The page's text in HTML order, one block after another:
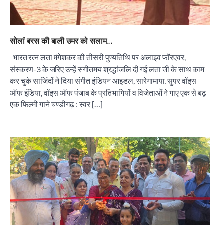
सोलां बरस की बाली उमर को सलाम…
भारत रत्न लता मंगेशकर की तीसरी पुण्यतिथि पर अलाइव फॉरएवर,
संस्करण-3 के जरिए उन्हें संगीतमय श्रद्धांजलि दी गई लता जी के साथ काम
कर चुके साजिंदों ने दिया संगीत इंडियन आइडल, सारेगामापा, सुपर वॉइस
ऑफ इंडिया, वॉइस ऑफ पंजाब के प्रतिभागियों व विजेताओं ने गाए एक से बढ़
एक फिल्मी गाने चण्डीगढ़ : स्वर […]
2
*नगर निगम चुनाव से पहले चंडीगढ़ कांग्रेस का संगठन
सृजन अभियान तेज, प्रदेश से लेकर ब्लॉक स्तर तक व्यापक
मंथन
City uday August 10, 2026